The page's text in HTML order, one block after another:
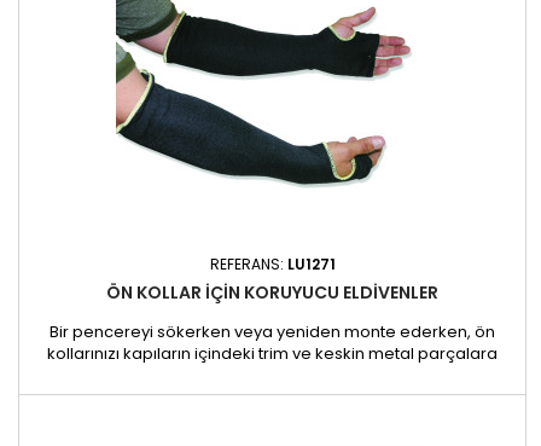
REFERANS: LU1271
ÖN KOLLAR IÇIN KORUYUCU ELDIVENLER
Bir pencereyi sökerken veya yeniden monte ederken, ön
kollarınızı kapıların içindeki trim ve keskin metal parçalara
kesiklere ve aşınmalara karşı ekstra koruma için çift